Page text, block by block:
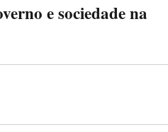
e sociedade na